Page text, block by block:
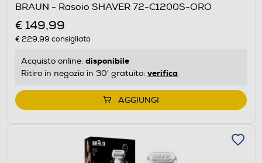
BRAUN - Rasoio SHAVER 72-C1200S-ORO
€ 149,99
€ 229,99 consigliato
Acquisto online: disponibile
Ritiro in negozio in 30' gratuito: verifica
AGGIUNGI